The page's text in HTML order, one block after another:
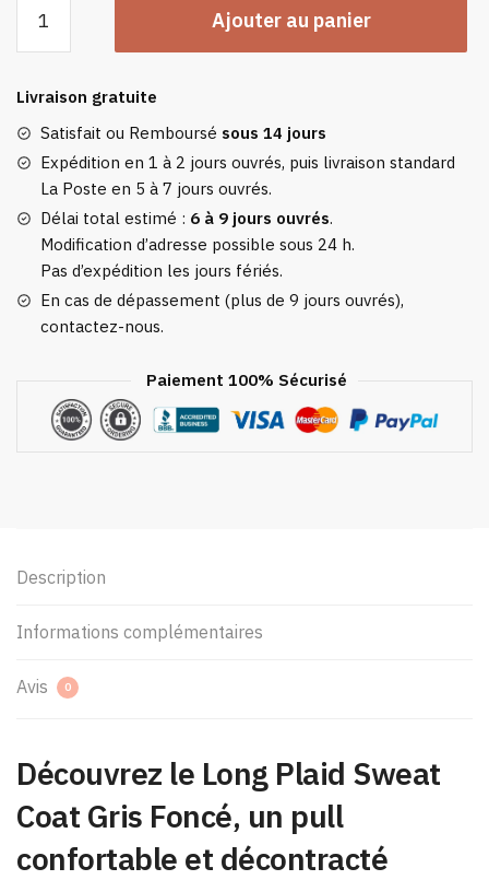
Long
Sweat
Coat
Gris
Foncé
Ajouter au panier
Livraison gratuite
Satisfait ou Remboursé sous 14 jours
Expédition en 1 à 2 jours ouvrés, puis livraison standard
La Poste en 5 à 7 jours ouvrés.
Délai total estimé : 6 à 9 jours ouvrés.
Modification d’adresse possible sous 24 h.
Pas d’expédition les jours fériés.
En cas de dépassement (plus de 9 jours ouvrés),
contactez-nous.
Paiement 100% Sécurisé
Description
Informations complémentaires
Avis 0
Découvrez le Long Plaid Sweat
Coat Gris Foncé, un pull
confortable et décontracté